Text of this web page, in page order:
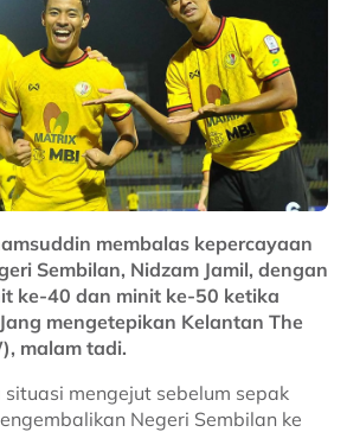
membalas kepercayaan
Sembilan, Nidzam Jamil, dengan
ke-40 dan minit ke-50 ketika
mengetepikan Kelantan The
malam tadi.
mengejut sebelum sepak
Negeri Sembilan ke